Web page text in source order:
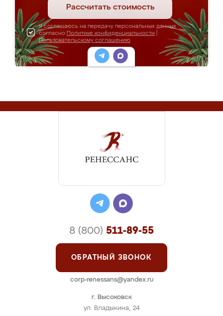
Рассчитать стоимость
Я соглашаюсь на передачу персональных данных
согласно Политике конфиденциальности
Пользовательскому соглашению
г. Высоковск
ул. Владыкина, 24
8 (800) 511-89-55
ОБРАТНЫЙ ЗВОНОК
corp-renessans@yandex.ru